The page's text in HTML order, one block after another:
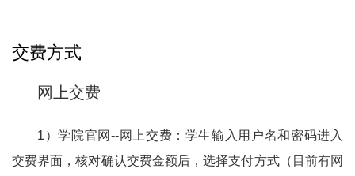
信息确认及测试
重置密码
交费方式
网上交费
1）学院官网--网上交费： 学生输入用户名和密码进入
交费界面，核对确认交费金额后，选择支付方式（目前有网